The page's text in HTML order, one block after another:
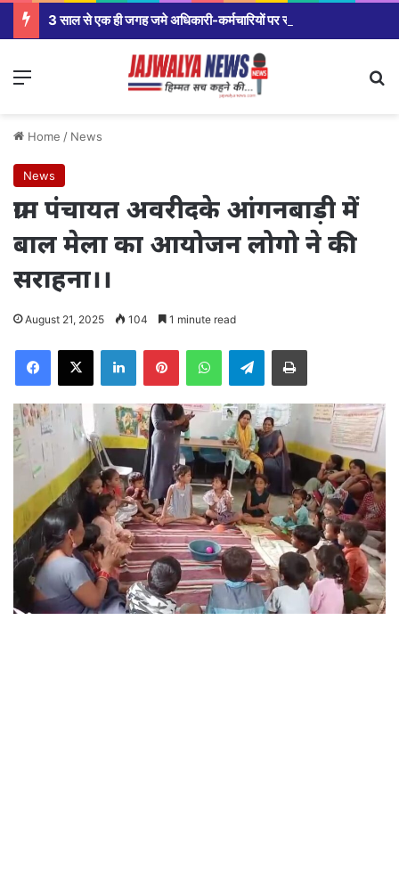
Menu
Home / News
News
ग्राम पंचायत अवरीदके आंगनबाड़ी में
बाल मेला का आयोजन लोगो ने की
सराहना।।
August 21, 2025 104 1 minute read
Facebook
X LinkedInPinterestWhatsAppTelegramPrint